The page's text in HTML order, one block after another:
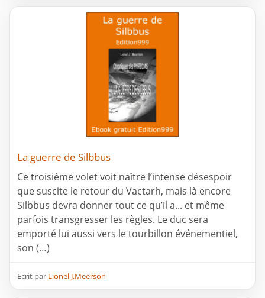
La guerre de Silbbus
Ce troisième volet voit naître l’intense désespoir
que suscite le retour du Vactarh, mais là encore
Silbbus devra donner tout ce qu’il a... et même
parfois transgresser les règles. Le duc sera
emporté lui aussi vers le tourbillon événementiel,
son (…)
Ecrit par Lionel J.Meerson